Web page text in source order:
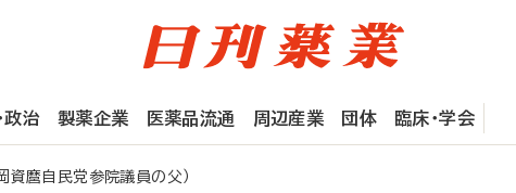
政治 製薬企業 医薬品流通 周辺産業 団体 臨床・学会
資麿自民党参院議員の父）